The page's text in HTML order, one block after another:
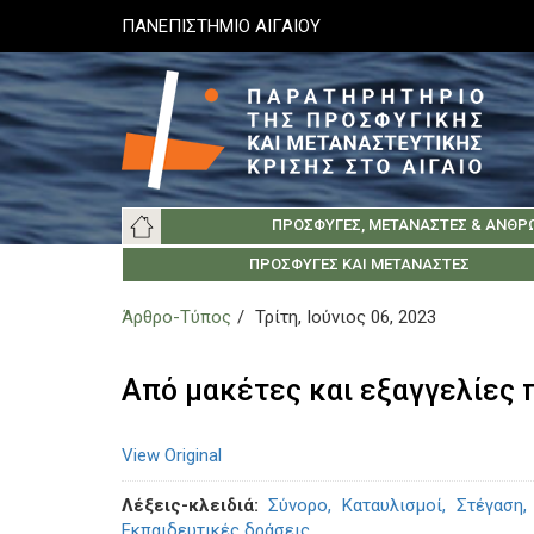
το
κυρίως
περιεχόμενο
ΠΑΝΕΠΙΣΤΗΜΙΟ ΑΙΓΑΙΟΥ
Main
navigation
ΣΧΕΤΙΚΆ
ΠΡΌΣΦΥΓΕΣ, ΜΕΤΑΝΆΣΤΕΣ &
ΠΡΌΣΦΥΓΕΣ ΚΑΙ ΜΕΤΑΝΆΣΤΕΣ
ΚΟΙΝΩΝΊΑ ΤΗΣ ΛΈΣΒΟΥ ΚΟΙΝΩΝΊΑ ΤΗΣ
ΠΑΝΕΠΙΣΤΉΜΙΟ ΑΙΓΑΊΟΥ ΕΛΛΗΝΙΚΆ
Άρθρο-Τύπος Τρίτη, Ιούνιος 06, 2023
Από μακέτες και εξαγγελίες
View Original
Λέξεις-κλειδιά Σύνορο Καταυλισμοί Στέγαση